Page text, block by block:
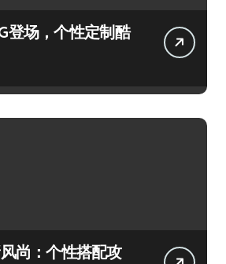
登场，个性定制酷
尚：个性搭配攻